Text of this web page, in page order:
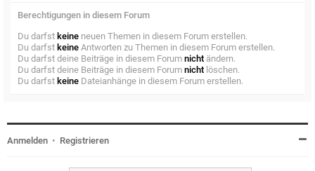
Berechtigungen in diesem Forum
Du darfst keine neuen Themen in diesem Forum erstellen.
Du darfst keine Antworten zu Themen in diesem Forum erstellen.
Du darfst deine Beiträge in diesem Forum nicht ändern.
Du darfst deine Beiträge in diesem Forum nicht löschen.
Du darfst keine Dateianhänge in diesem Forum erstellen.
Anmelden • Registrieren